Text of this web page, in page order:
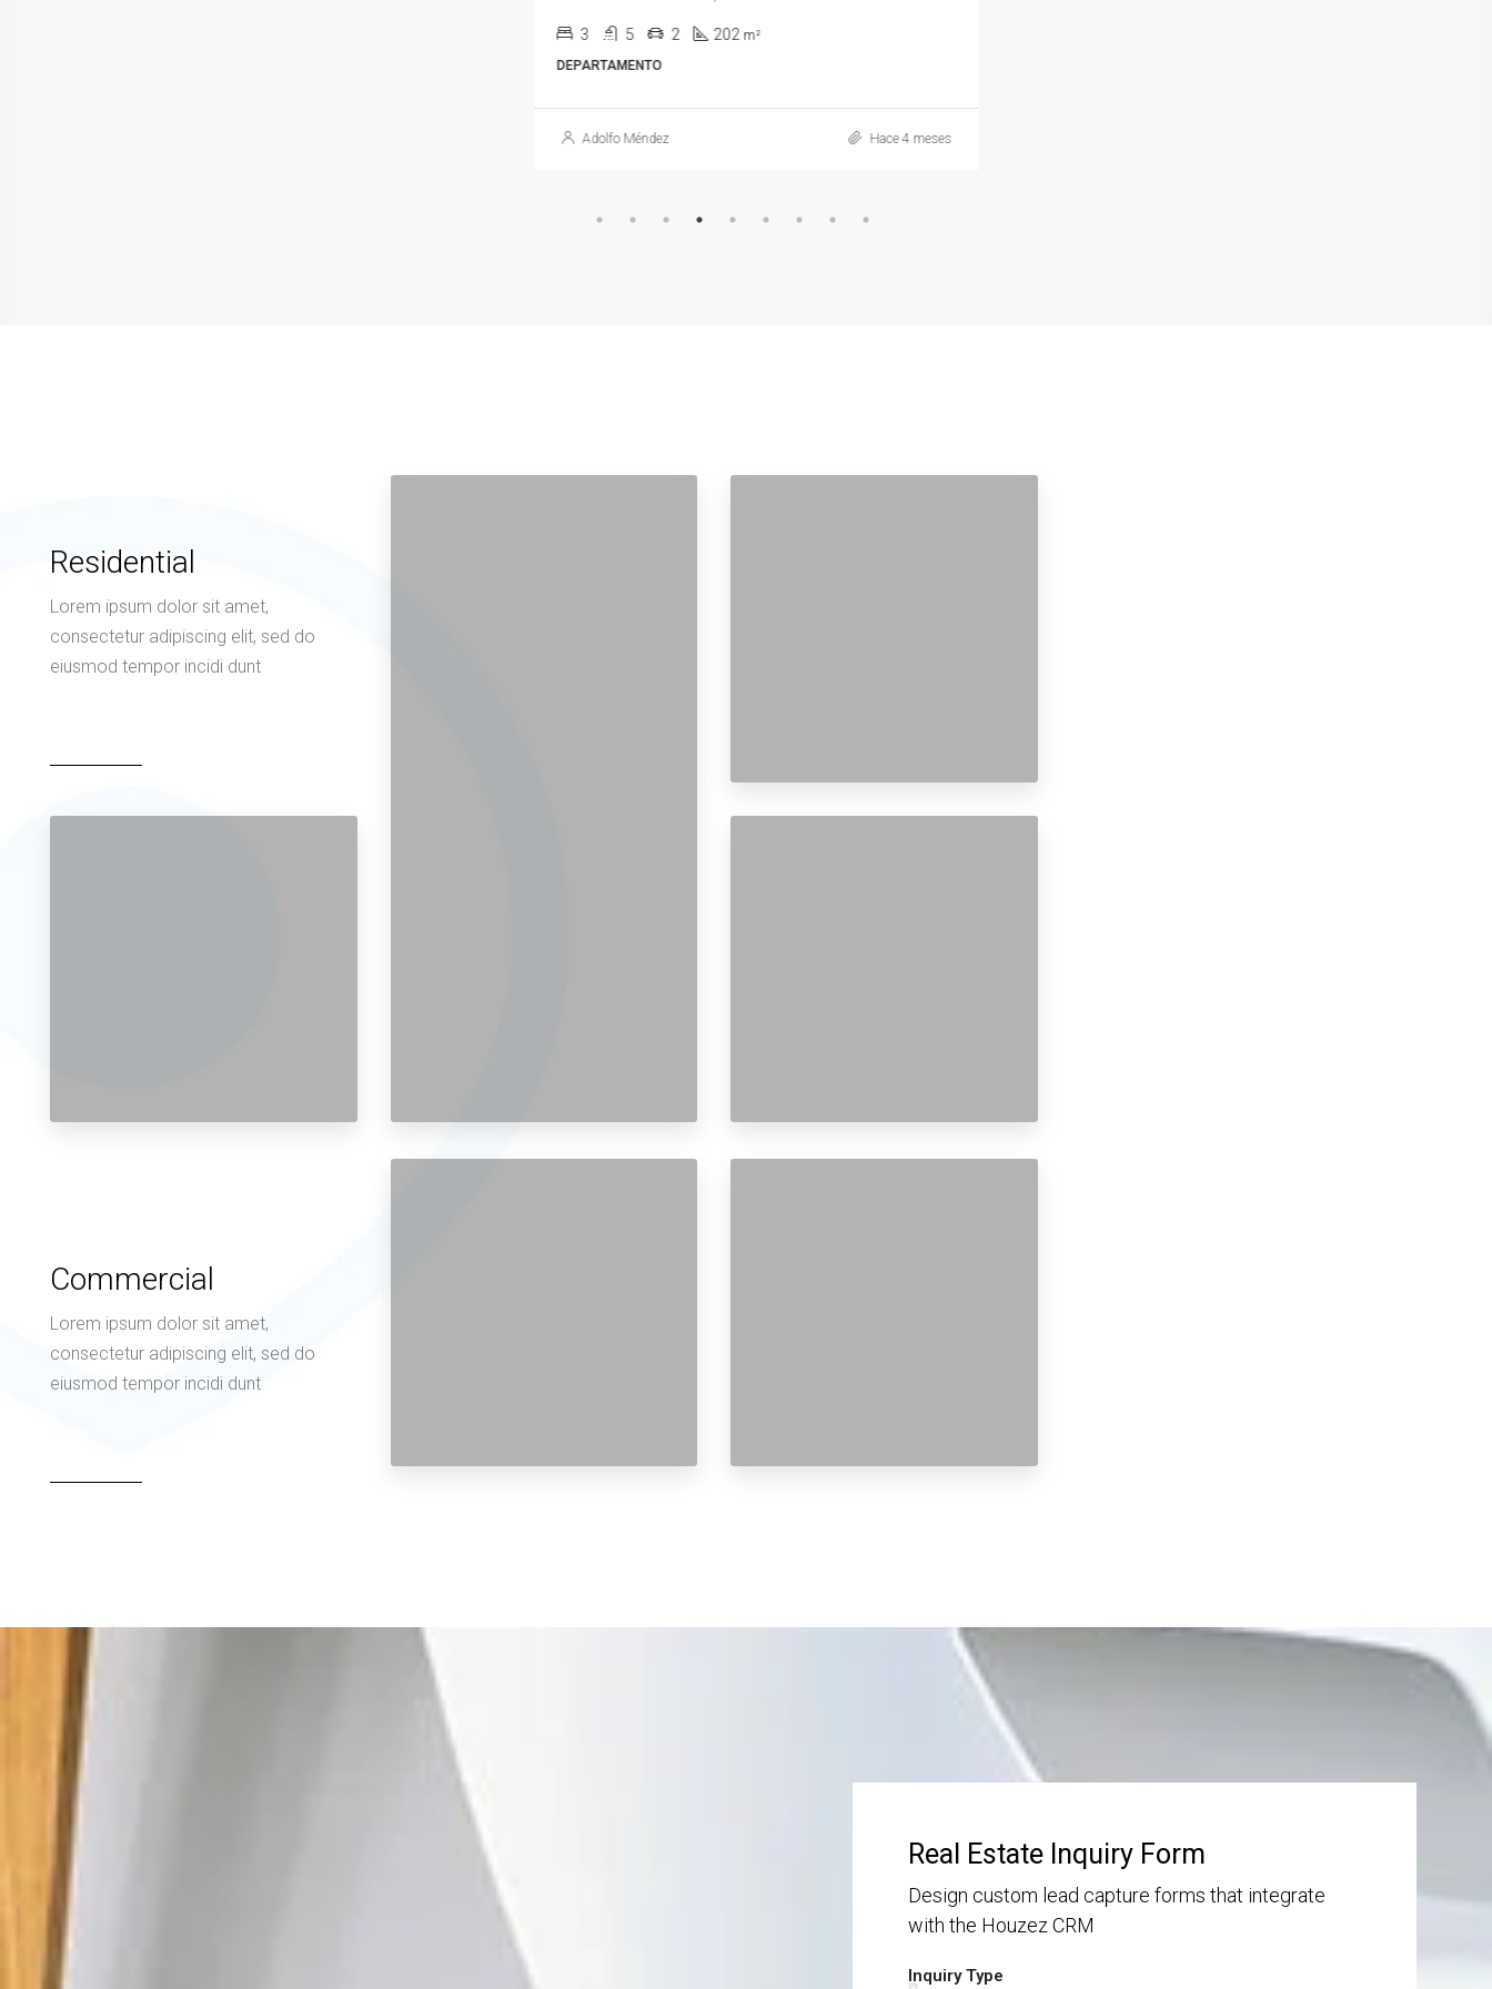
3 5 2 202 m²
DEPARTAMENTO
Adolfo Méndez Hace 4 meses
Residential
Lorem ipsum dolor sit amet,
consectetur adipiscing elit, sed do
eiusmod tempor incidi dunt
Commercial
Lorem ipsum dolor sit amet,
consectetur adipiscing elit, sed do
eiusmod tempor incidi dunt
Real Estate Inquiry Form
Design custom lead capture forms that integrate
with the Houzez CRM
Inquiry Type